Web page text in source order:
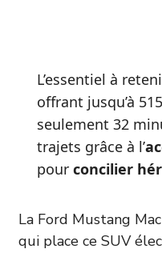
L’essentiel à
offrant jusqu’à
seulement 32
trajets grâce à l’
pour concilier
La Ford Mustang
qui place ce SUV